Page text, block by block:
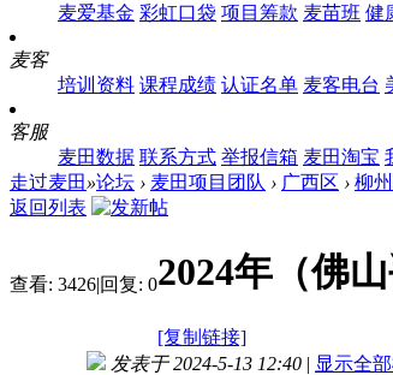
麦爱基金 彩虹口袋 项目筹款 麦苗班 健
麦客
培训资料 课程成绩 认证名单 麦客电台
客服
麦田数据 联系方式 举报信箱 麦田淘宝
走过麦田 »论坛 › 麦田项目团队 › 广西区 › 柳
返回列表
查看: 3426|回复: 02024年（佛
[复制链接]
发表于 2024-5-13 12:40 | 显示全